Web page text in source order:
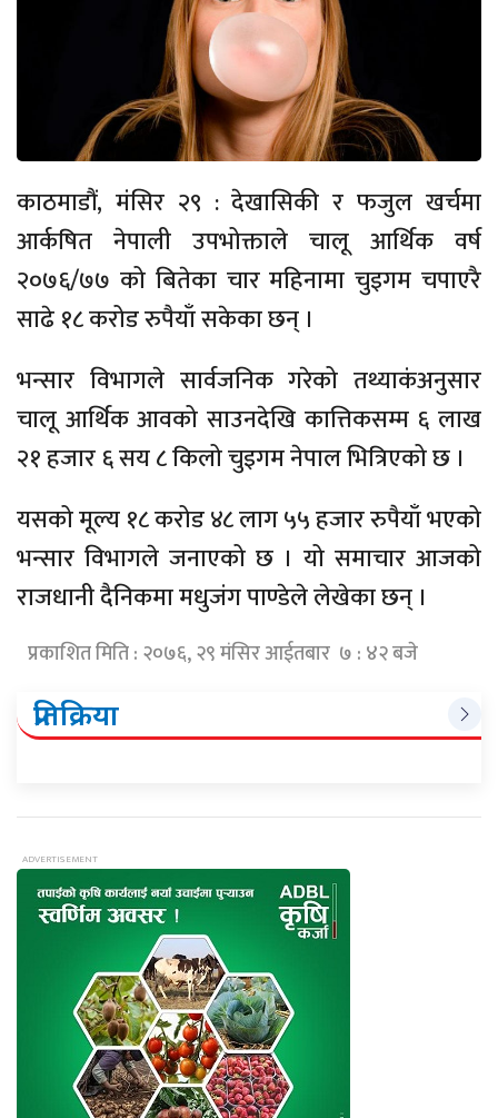
काठमाडौं, मंसिर २९ : देखासिकी र फजुल खर्चमा
आर्कषित नेपाली उपभोक्ताले चालू आर्थिक वर्ष
२०७६/७७ को बितेका चार महिनामा चुइगम चपाएरै
साढे १८ करोड रुपैयाँ सकेका छन् ।
भन्सार विभागले सार्वजनिक गरेको तथ्याकंअनुसार
चालू आर्थिक आवको साउनदेखि कात्तिकसम्म ६ लाख
२१ हजार ६ सय ८ किलो चुइगम नेपाल भित्रिएको छ ।
यसको मूल्य १८ करोड ४८ लाग ५५ हजार रुपैयाँ भएको
भन्सार विभागले जनाएको छ । यो समाचार आजको
राजधानी दैनिकमा मधुजंग पाण्डेले लेखेका छन् ।
प्रकाशित मिति : २०७६, २९ मंसिर आईतबार ७ : ४२ बजे
प्रतिक्रिया